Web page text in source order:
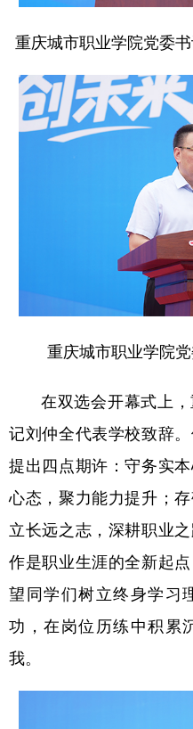
重庆城市职业学院党委
重庆城市职业学院
在双选会开幕式上
记刘仲全代表学校致辞
提出四点期许：守务实
心态，聚力能力提升；
立长远之志，深耕职业
作是职业生涯的全新起
望同学们树立终身学习
功，在岗位历练中积累
我。